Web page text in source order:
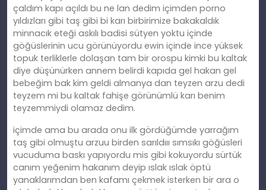
çaldım kapı açıldı bu ne lan dedim içimden porno
yıldızları gibi taş gibi bi karı birbirimize bakakaldık
minnacık eteği askılı badisi sütyen yoktu içinde
göğüslerinin ucu görünüyordu ewin içinde ince yüksek
topuk terliklerle dolaşan tam bir orospu kimki bu kaltak
diye düşünürken annem belirdi kapıda gel hakan gel
bebeğim bak kim geldi almanya dan teyzen arzu dedi
teyzem mi bu kaltak fahişe görünümlü karı benim
teyzemmiydi olamaz dedim.
içimde ama bu arada onu ilk gördüğümde yarrağım
taş gibi olmuştu arzuu birden sarıldııı sımsıkı göğüsleri
vucuduma baskı yapıyordu mis gibi kokuyordu sürtük
canım yeğenim hakanım deyip ıslak ıslak öptü
yanaklarımdan ben kafamı çekmek isterken bir ara o